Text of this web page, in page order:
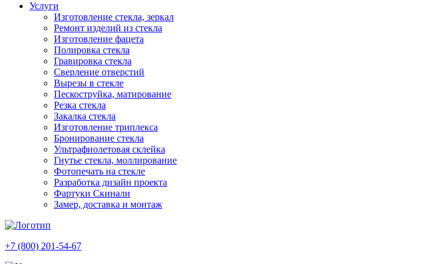
Услуги
Изготовление стекла, зеркал
Ремонт изделий из стекла
Изготовление фацета
Полировка стекла
Гравировка стекла
Сверление отверстий
Вырезы в стекле
Пескоструйка, матирование
Резка стекла
Закалка стекла
Изготовление триплекса
Бронирование стекла
Ультрафиолетовая склейка
Гнутье стекла, моллирование
Фотопечать на стекле
Разработка дизайн проекта
Фартуки Скинали
Замер, доставка и монтаж
+7 (800) 201-54-67